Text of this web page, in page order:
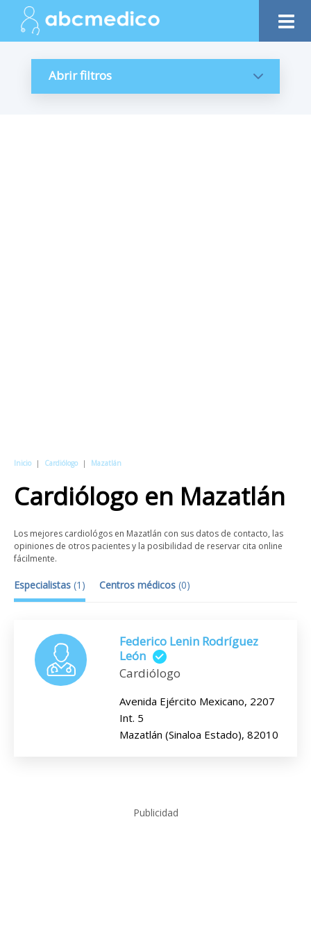
Abrir filtros
Inicio | Cardiólogo | Mazatlán
Cardiólogo en Mazatlán
Los mejores cardiológos en Mazatlán con sus datos de contacto, las
opiniones de otros pacientes y la posibilidad de reservar cita online
fácilmente.
Especialistas (1 ) Centros médicos (0)
Federico Lenin Rodríguez
León
Cardiólogo
Avenida Ejército Mexicano, 2207
Int. 5
Mazatlán (Sinaloa Estado), 82010
Publicidad